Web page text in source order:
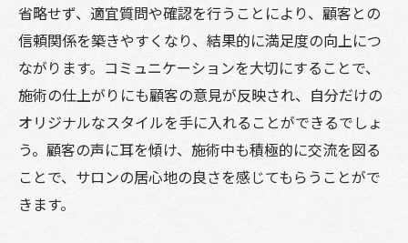
省略せず、適宜質問や確認を行うことにより、顧客との
信頼関係を築きやすくなり、結果的に満足度の向上につ
ながります。コミュニケーションを大切にすることで、
施術の仕上がりにも顧客の意見が反映され、自分だけの
オリジナルなスタイルを手に入れることができるでしょ
う。顧客の声に耳を傾け、施術中も積極的に交流を図る
ことで、サロンの居心地の良さを感じてもらうことがで
きます。